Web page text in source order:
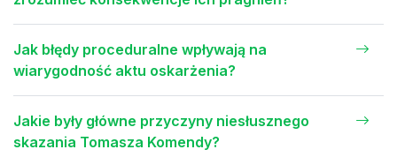
Jak błędy proceduralne wpływają na
wiarygodność aktu oskarżenia?
Jakie były główne przyczyny niesłusznego
skazania Tomasza Komendy?